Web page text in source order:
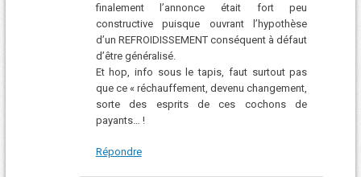
finalement l’annonce était fort peu
constructive puisque ouvrant l’hypothèse
d’un REFROIDISSEMENT conséquent à défaut
d’être généralisé.
Et hop, info sous le tapis, faut surtout pas
que ce « réchauffement, devenu changement,
sorte des esprits de ces cochons de
payants… !
Répondre